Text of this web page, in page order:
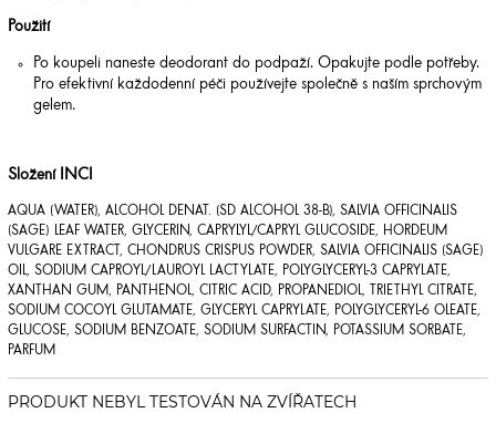
Použití
Po koupeli naneste deodorant do podpaží. Opakujte podle potřeby.
Pro efektivní každodenní péči používejte společně s naším sprchovým
gelem.
Složení INCI
AQUA (WATER), ALCOHOL DENAT. (SD ALCOHOL 38-B), SALVIA OFFICINALIS
(SAGE) LEAF WATER, GLYCERIN, CAPRYLYL/CAPRYL GLUCOSIDE, HORDEUM
VULGARE EXTRACT, CHONDRUS CRISPUS POWDER, SALVIA OFFICINALIS (SAGE)
OIL, SODIUM CAPROYL/LAUROYL LACTYLATE, POLYGLYCERYL-3 CAPRYLATE,
XANTHAN GUM, PANTHENOL, CITRIC ACID, PROPANEDIOL, TRIETHYL CITRATE,
SODIUM COCOYL GLUTAMATE, GLYCERYL CAPRYLATE, POLYGLYCERYL-6 OLEATE,
GLUCOSE, SODIUM BENZOATE, SODIUM SURFACTIN, POTASSIUM SORBATE,
PARFUM